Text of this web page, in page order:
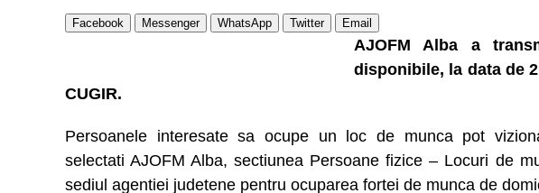
Facebook Messenger WhatsApp Twitter Email
AJOFM Alba a
disponibile, la data de
CUGIR.
Persoanele interesate sa ocupe un loc de munca pot
selectati AJOFM Alba, sectiunea Persoane fizice – Locuri de
sediul agentiei judetene pentru ocuparea fortei de munca de